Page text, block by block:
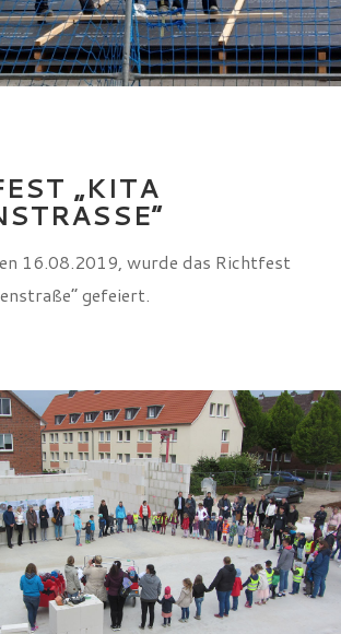
„KITA
16.08.2019, wurde das Richtfest
gefeiert.